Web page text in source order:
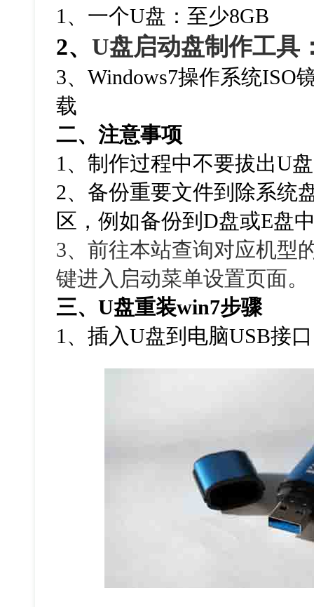
1、一个U盘：至少8GB
2、U盘启动盘制作工具
3、Windows7操作系统ISO
载
二、注意事项
1、制作过程中不要拔出U
2、备份重要文件到除系统
区，例如备份到D盘或E盘
3、前往本站查询对应机型
键进入启动菜单设置页面。
三、U盘重装win7步骤
1、插入U盘到电脑USB接